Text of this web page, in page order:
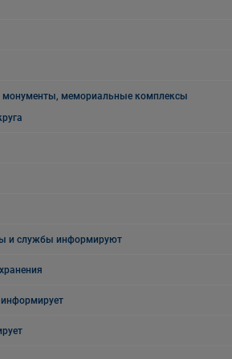
монументы, мемориальные комплексы
и службы информируют